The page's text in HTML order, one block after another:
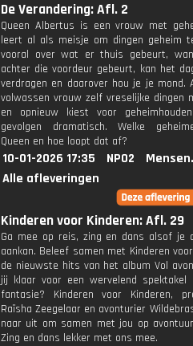
De Verandering: Afl. 2
Queen Albertus is een vrouw met
leert al als meisje om dingen geheim
vooral over wat er thuis gebeurt,
achter die voordeur gebeurt, kan het
verdragen en daarover hou je je mond.
volwassen vrouw zelf vreselijke dingen
en opnieuw kiest voor
gevolgen dramatisch. Welke
Queen en hoe loopt dat af?
10-01-2026 17:35 NPO2
Alle afleveringen
Kinderen voor Kinderen: Afl. 29
Ga mee op reis, zing en dans alsof je
aankan. Beleef samen met Kinderen
de nieuwste hits van het album Vol
jij klaar voor een wervelend spektakel
fantasie? Kinderen voor Kinderen,
Raïsha Zeegelaar en avonturier
naar uit om samen met jou op
Zing en dans lekker met ons mee.